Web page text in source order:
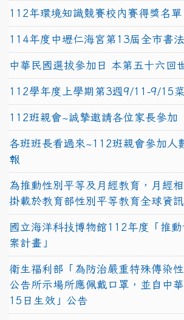
112年環境知識競賽校內賽得獎名單
114年度中壢仁海宮第13屆全市書
中華民國選拔參加日 本第五十六回
112學年度上學期第3週9/11-9/15
112班親會~誠摯邀請各位家長參加
各班班長看過來~112班親會參加人
報
為推動性別平等及月經教育，月經
掛載於教育部性別平等教育全球資
國立海洋科技博物館112年度「推
案計畫」
衛生福利部「為防治嚴重特殊傳染
公告所示場所應佩戴口罩，並自中
15日生效」公告